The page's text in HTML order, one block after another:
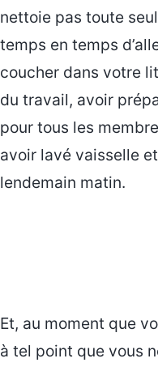
nettoie pas toute
temps en temps
coucher dans votre
du travail, avoir
pour tous les
avoir lavé vaisselle
lendemain matin.
Et, au moment que
à tel point que vous